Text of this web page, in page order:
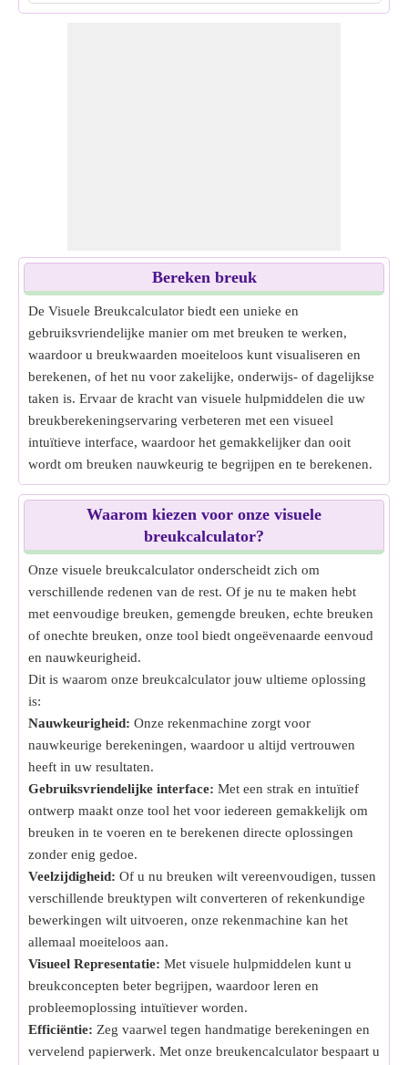
Bereken breuk
De Visuele Breukcalculator biedt een unieke en
gebruiksvriendelijke manier om met breuken te werken,
waardoor u breukwaarden moeiteloos kunt visualiseren en
berekenen, of het nu voor zakelijke, onderwijs- of dagelijkse
taken is. Ervaar de kracht van visuele hulpmiddelen die uw
breukberekeningservaring verbeteren met een visueel
intuïtieve interface, waardoor het gemakkelijker dan ooit
wordt om breuken nauwkeurig te begrijpen en te berekenen.
Waarom kiezen voor onze visuele
breukcalculator?
Onze visuele breukcalculator onderscheidt zich om
verschillende redenen van de rest. Of je nu te maken hebt
met eenvoudige breuken, gemengde breuken, echte breuken
of onechte breuken, onze tool biedt ongeëvenaarde eenvoud
en nauwkeurigheid.
Dit is waarom onze breukcalculator jouw ultieme oplossing
is:
Nauwkeurigheid: Onze rekenmachine zorgt voor
nauwkeurige berekeningen, waardoor u altijd vertrouwen
heeft in uw resultaten.
Gebruiksvriendelijke interface: Met een strak en intuïtief
ontwerp maakt onze tool het voor iedereen gemakkelijk om
breuken in te voeren en te berekenen directe oplossingen
zonder enig gedoe.
Veelzijdigheid: Of u nu breuken wilt vereenvoudigen, tussen
verschillende breuktypen wilt converteren of rekenkundige
bewerkingen wilt uitvoeren, onze rekenmachine kan het
allemaal moeiteloos aan.
Visueel Representatie: Met visuele hulpmiddelen kunt u
breukconcepten beter begrijpen, waardoor leren en
probleemoplossing intuïtiever worden.
Efficiëntie: Zeg vaarwel tegen handmatige berekeningen en
vervelend papierwerk. Met onze breukencalculator bespaart u